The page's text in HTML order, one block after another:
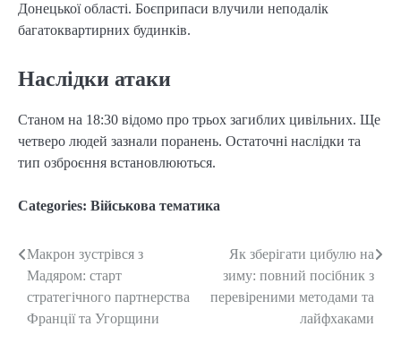
Донецької області. Боєприпаси влучили неподалік
багатоквартирних будинків.
Наслідки атаки
Станом на 18:30 відомо про трьох загиблих цивільних. Ще
четверо людей зазнали поранень. Остаточні наслідки та
тип озброєння встановлюються.
Categories: Військова тематика
Post
navigation
Макрон зустрівся з
Мадяром: старт
стратегічного партнерства
Франції та Угорщини
Як зберігати цибулю на
зиму: повний посібник з
перевіреними методами та
лайфхаками